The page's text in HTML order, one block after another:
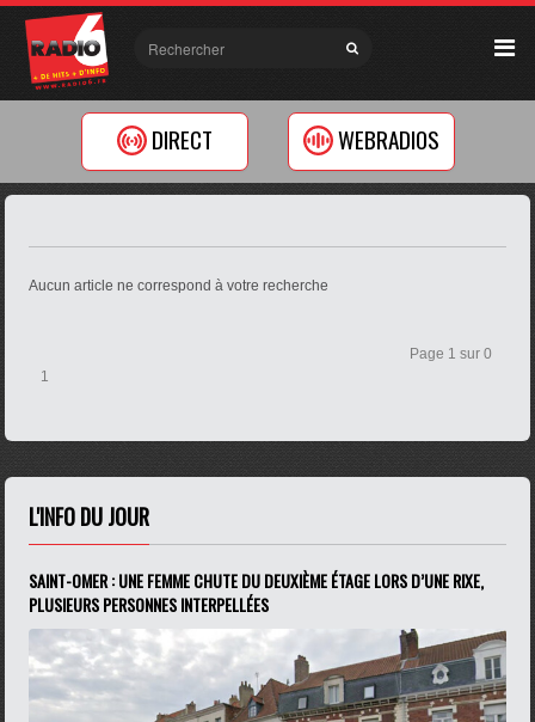
DIRECT WEBRADIOS
Aucun article ne correspond à votre recherche
1
Page 1 sur 0
L'INFO DU JOUR
SAINT-OMER : UNE FEMME CHUTE DU DEUXIÈME ÉTAGE LORS D’UNE RIXE,
PLUSIEURS PERSONNES INTERPELLÉES